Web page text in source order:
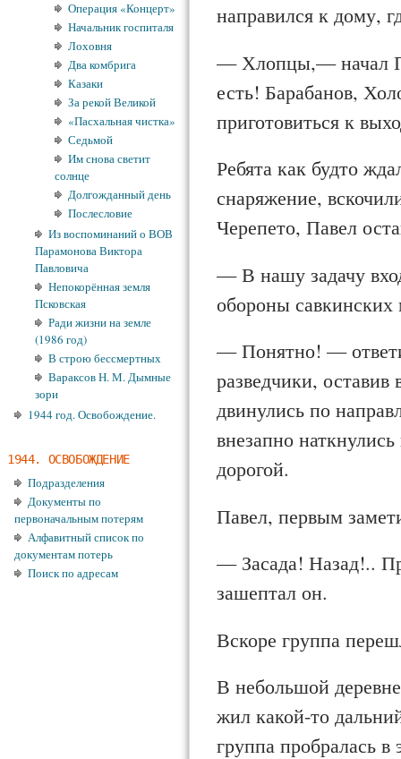
направился к дому,
— Хлопцы,— начал
есть! Барабанов,
приготовиться к
Ребята как будто
снаряжение,
Черепето, Павел
— В нашу задачу
обороны
— Понятно! —
разведчики,
двинулись по
внезапно
дорогой.
Павел, первым
— Засада! Назад!..
зашептал он.
Вскоре группа
В небольшой
жил какой-то
группа пробралась
Операция «Концерт»
Начальник госпиталя
Лоховня
Два комбрига
Казаки
За рекой Великой
«Пасхальная чистка»
Седьмой
Им снова светит
солнце
Долгожданный день
Послесловие
Из воспоминаний о ВОВ
Парамонова Виктора
Павловича
Непокорённая земля
Псковская
Ради жизни на земле
(1986 год)
В строю бессмертных
Вараксов Н. М. Дымные
зори
1944 год. Освобождение.
1944. ОСВОБОЖДЕНИЕ
Подразделения
Документы по
первоначальным потерям
Алфавитный список по
документам потерь
Поиск по адресам